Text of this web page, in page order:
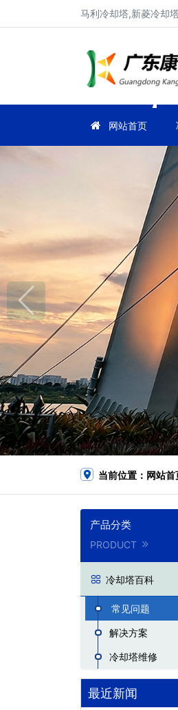
马利冷却塔,新菱冷却
网站首页
当前位置： 网站首
产品分类
PRODUCT
冷却塔百科
常见问题
解决方案
冷却塔维修
最近新闻